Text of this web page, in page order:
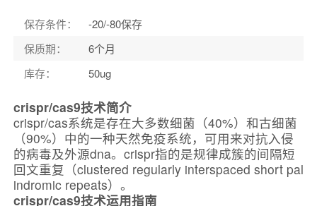
保存条件：
-20/-80保存
保质期：
6个月
库存：
50ug
crispr/cas9技术简介
crispr/cas系统是存在大多数细菌（40%）和古细菌
（90%）中的一种天然免疫系统，可用来对抗入侵
的病毒及外源dna。crispr指的是规律成簇的间隔短
回文重复（clustered regularly interspaced short pal
indromic repeats）。
crispr/cas9技术运用指南